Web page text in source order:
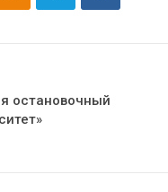
остановочный